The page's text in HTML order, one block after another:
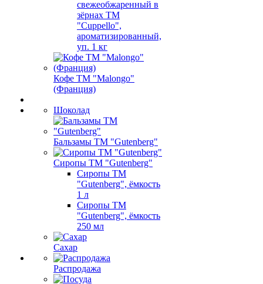
свежеобжаренный в
зёрнах ТМ
"Cuppello",
ароматизированный,
уп. 1 кг
Кофе ТМ "Malongo"
(Франция)
Шоколад
Бальзамы ТМ "Gutenberg"
Сиропы ТМ "Gutenberg"
Сиропы ТМ
"Gutenberg", ёмкость
1 л
Сиропы ТМ
"Gutenberg", ёмкость
250 мл
Сахар
Распродажа